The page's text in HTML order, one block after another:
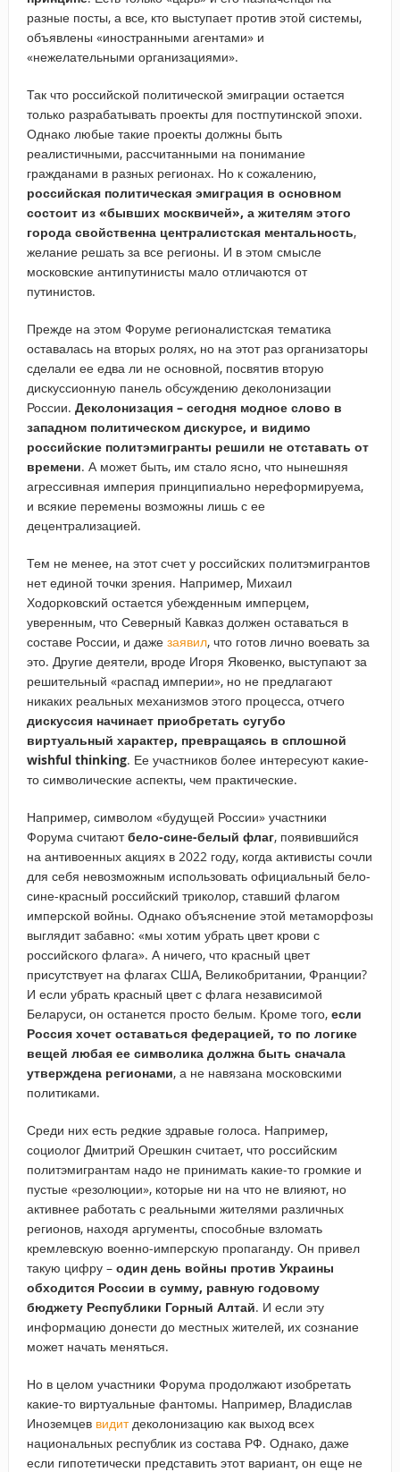
разные посты, а все, кто выступает против этой системы,
объявлены «иностранными агентами» и
«нежелательными организациями».
Так что российской политической эмиграции остается
только разрабатывать проекты для постпутинской эпохи.
Однако любые такие проекты должны быть
реалистичными, рассчитанными на понимание
гражданами в разных регионах. Но к сожалению,
российская политическая эмиграция в основном
состоит из «бывших москвичей», а жителям этого
города свойственна централистская ментальность,
желание решать за все регионы. И в этом смысле
московские антипутинисты мало отличаются от
путинистов.
Прежде на этом Форуме регионалистская тематика
оставалась на вторых ролях, но на этот раз организаторы
сделали ее едва ли не основной, посвятив вторую
дискуссионную панель обсуждению деколонизации
России. Деколонизация – сегодня модное слово в
западном политическом дискурсе, и видимо
российские политэмигранты решили не отставать от
времени. А может быть, им стало ясно, что нынешняя
агрессивная империя принципиально нереформируема,
и всякие перемены возможны лишь с ее
децентрализацией.
Тем не менее, на этот счет у российских политэмигрантов
нет единой точки зрения. Например, Михаил
Ходорковский остается убежденным имперцем,
уверенным, что Северный Кавказ должен оставаться в
составе России, и даже заявил, что готов лично воевать за
это. Другие деятели, вроде Игоря Яковенко, выступают за
решительный «распад империи», но не предлагают
никаких реальных механизмов этого процесса, отчего
дискуссия начинает приобретать сугубо
виртуальный характер, превращаясь в сплошной
wishful thinking. Ее участников более интересуют какие-
то символические аспекты, чем практические.
Например, символом «будущей России» участники
Форума считаютбело-сине-белый флаг, появившийся
на антивоенных акциях в 2022 году, когда активисты сочли
для себя невозможным использовать официальный бело-
сине-красный российский триколор, ставший флагом
имперской войны. Однако объяснение этой метаморфозы
выглядит забавно: «мы хотим убрать цвет крови с
российского флага». А ничего, что красный цвет
присутствует на флагах США, Великобритании, Франции?
И если убрать красный цвет с флага независимой
Беларуси, он останется просто белым. Кроме того, если
Россия хочет оставаться федерацией, то по логике
вещей любая ее символика должна быть сначала
утверждена регионами, а не навязана московскими
политиками.
Среди них есть редкие здравые голоса. Например,
социолог Дмитрий Орешкин считает, что российским
политэмигрантам надо не принимать какие-то громкие и
пустые «резолюции», которые ни на что не влияют, но
активнее работать с реальными жителями различных
регионов, находя аргументы, способные взломать
кремлевскую военно-имперскую пропаганду. Он привел
такую цифру – один день войны против Украины
обходится России в сумму, равную годовому
бюджету Республики Горный Алтай. И если эту
информацию донести до местных жителей, их сознание
может начать меняться.
Но в целом участники Форума продолжают изобретать
какие-то виртуальные фантомы. Например, Владислав
Иноземцев видитдеколонизацию как выход всех
национальных республик из состава РФ. Однако, даже
если гипотетически представить этот вариант, он еще не